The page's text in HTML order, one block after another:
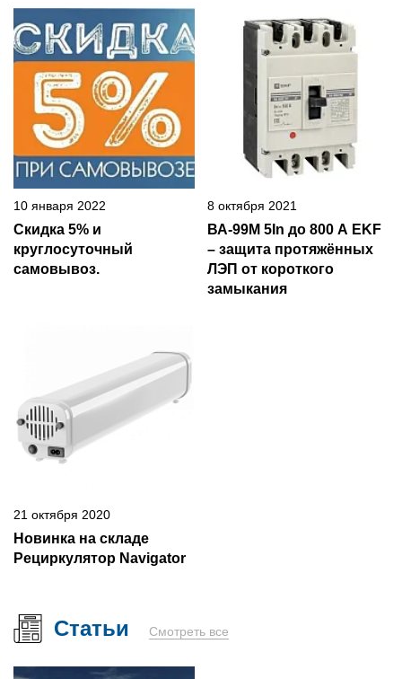
10 января 2022
Скидка 5% и
круглосуточный
самовывоз.
8 октября 2021
ВА-99М 5In до 800 А EKF
– защита протяжённых
ЛЭП от короткого
замыкания
21 октября 2020
Новинка на складе
Рециркулятор Navigator
Статьи Смотреть все